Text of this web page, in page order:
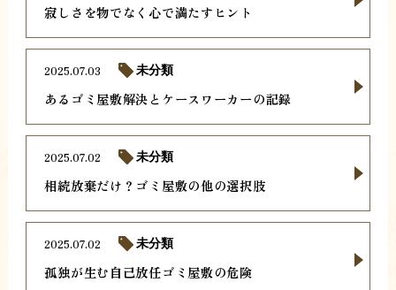
寂しさを物でなく心で満たすヒント
あるゴミ屋敷解決とケースワーカーの記録
2025.07.03 未分類
相続放棄だけ？ゴミ屋敷の他の選択肢
2025.07.02 未分類
孤独が生む自己放任ゴミ屋敷の危険
2025.07.02 未分類